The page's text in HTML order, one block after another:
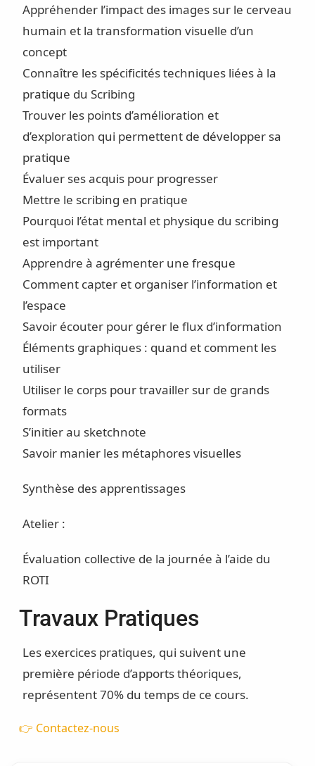
Appréhender l’impact des images sur le cerveau
humain et la transformation visuelle d’un
concept
Connaître les spécificités techniques liées à la
pratique du Scribing
Trouver les points d’amélioration et
d’exploration qui permettent de développer sa
pratique
Évaluer ses acquis pour progresser
Mettre le scribing en pratique
Pourquoi l’état mental et physique du scribing
est important
Apprendre à agrémenter une fresque
Comment capter et organiser l’information et
l’espace
Savoir écouter pour gérer le flux d’information
Éléments graphiques : quand et comment les
utiliser
Utiliser le corps pour travailler sur de grands
formats
S’initier au sketchnote
Savoir manier les métaphores visuelles
Synthèse des apprentissages
Atelier :
Évaluation collective de la journée à l’aide du
ROTI
Travaux Pratiques
Les exercices pratiques, qui suivent une
première période d’apports théoriques,
représentent 70% du temps de ce cours.
👉 Contactez-nous